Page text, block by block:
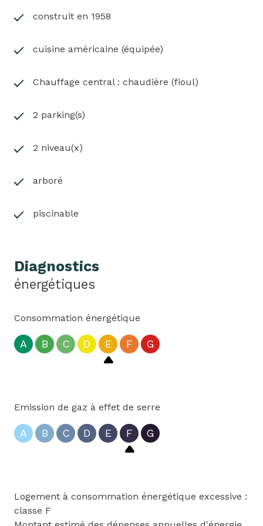
demande.
construit en 1958
cuisine américaine (équipée)
Chauffage central : chaudière (fioul)
2 parking(s)
2 niveau(x)
arboré
piscinable
Diagnostics
énergétiques
Consommation énergétique
A B C D E F G
Emission de gaz à effet de serre
A B C D E F G
Logement à consommation énergétique excessive :
classe F